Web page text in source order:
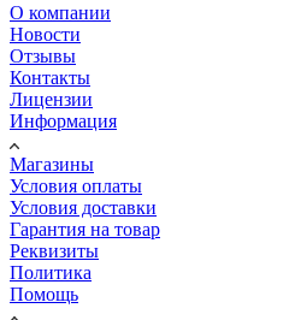
О компании
Новости
Отзывы
Контакты
Лицензии
Информация
Магазины
Условия оплаты
Условия доставки
Гарантия на товар
Реквизиты
Политика
Помощь